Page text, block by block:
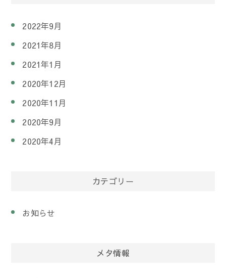
2022年9月
2021年8月
2021年1月
2020年12月
2020年11月
2020年9月
2020年4月
カテゴリー
お知らせ
メタ情報